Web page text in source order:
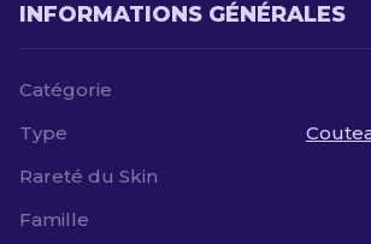
INFORMATIONS GÉNÉRALES
Catégorie
Type
Rareté du Skin
Famille